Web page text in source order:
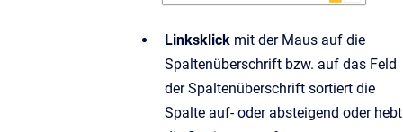
Linksklick mit der Maus auf die
Spaltenüberschrift bzw. auf das Feld
der Spaltenüberschrift sortiert die
Spalte auf- oder absteigend oder hebt